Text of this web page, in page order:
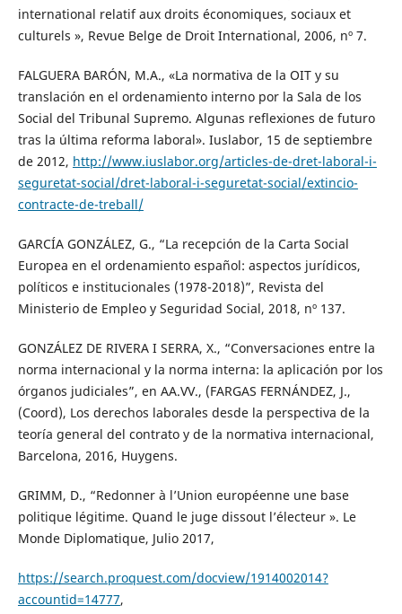
international relatif aux droits économiques, sociaux et
culturels », Revue Belge de Droit International, 2006, nº 7.
FALGUERA BARÓN, M.A., «La normativa de la OIT y su
translación en el ordenamiento interno por la Sala de los
Social del Tribunal Supremo. Algunas reflexiones de futuro
tras la última reforma laboral». Iuslabor, 15 de septiembre
de 2012, http://www.iuslabor.org/articles-de-dret-laboral-i-
seguretat-social/dret-laboral-i-seguretat-social/extincio-
contracte-de-treball/
GARCÍA GONZÁLEZ, G., “La recepción de la Carta Social
Europea en el ordenamiento español: aspectos jurídicos,
políticos e institucionales (1978-2018)”, Revista del
Ministerio de Empleo y Seguridad Social, 2018, nº 137.
GONZÁLEZ DE RIVERA I SERRA, X., “Conversaciones entre la
norma internacional y la norma interna: la aplicación por los
órganos judiciales”, en AA.VV., (FARGAS FERNÁNDEZ, J.,
(Coord), Los derechos laborales desde la perspectiva de la
teoría general del contrato y de la normativa internacional,
Barcelona, 2016, Huygens.
GRIMM, D., “Redonner à l’Union européenne une base
politique légitime. Quand le juge dissout l’électeur ». Le
Monde Diplomatique, Julio 2017,
https://search.proquest.com/docview/1914002014?
accountid=14777,